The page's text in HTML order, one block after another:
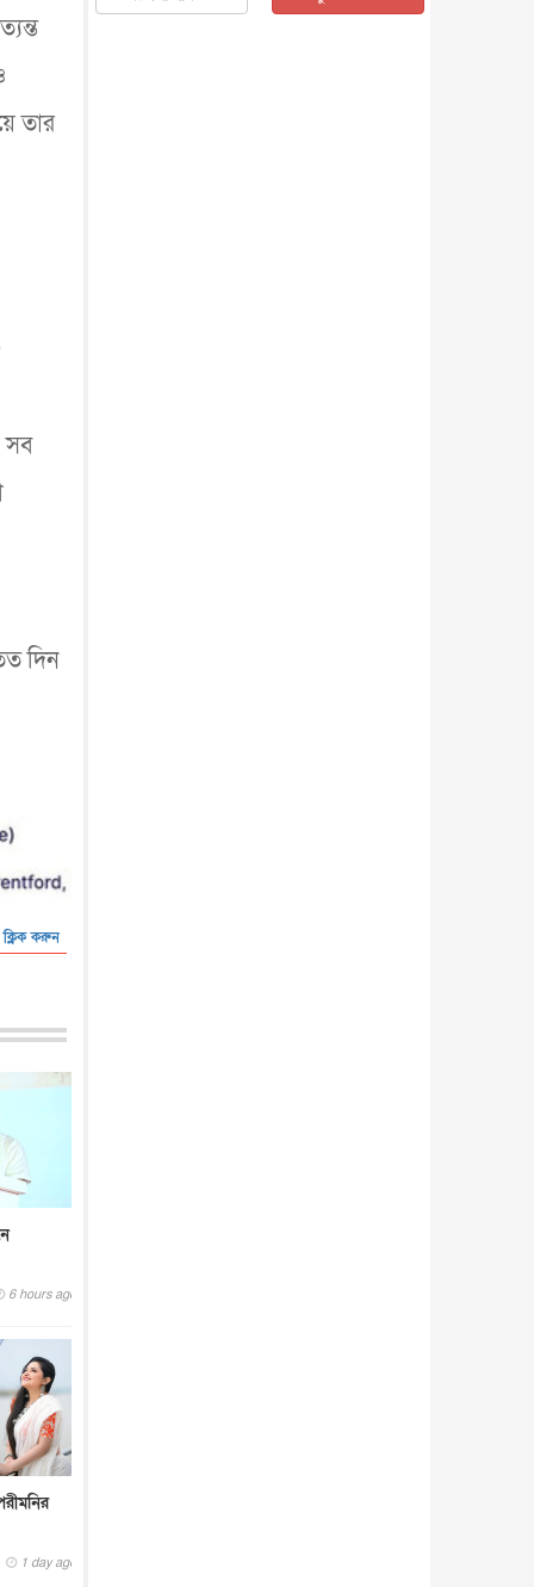
তার
সব
দিন
ক্লিক করুন
6 hours ago
1 day ago
জাতীয় ৫ আগস্ট, ২০২৬